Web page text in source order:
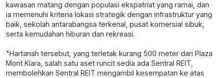
kawasan matang dengan populasi ekspatriat yang ramai, dan
ia memenuhi kriteria lokasi strategik dengan infrastruktur yang
baik, sekolah antarabangsa terkenal, pusat komersial sibuk,
serta kemudahan hiburan dan rekreasi.
"Hartanah tersebut, yang terletak kurang 500 meter dari Plaza
Mont Kiara, salah satu aset runcit sedia ada Sentral REIT,
membolehkan Sentral REIT mengambil kesempatan ke atas